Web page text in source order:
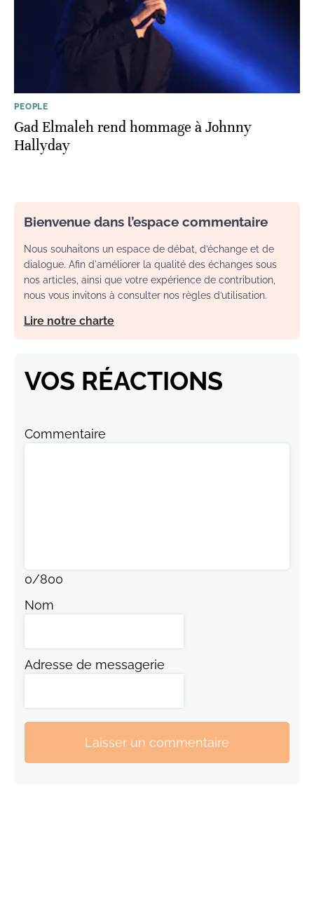
PEOPLE
Gad Elmaleh rend hommage à Johnny
Hallyday
Bienvenue dans l’espace commentaire
Nous souhaitons un espace de débat, d’échange et de
dialogue. Afin d'améliorer la qualité des échanges sous
nos articles, ainsi que votre expérience de contribution,
nous vous invitons à consulter nos règles d’utilisation.
Lire notre charte
VOS RÉACTIONS
Commentaire
0/800
Nom
Adresse de messagerie
Laisser un commentaire